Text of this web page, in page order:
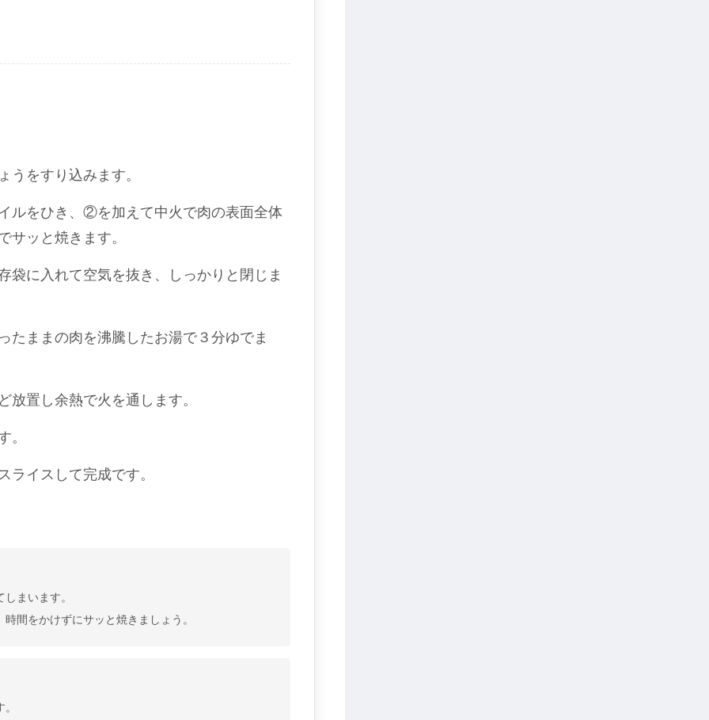
をすり込みます。
ルをひき、②を加えて中火で肉の表面全体
サッと焼きます。
に入れて空気を抜き、しっかりと閉じま
たままの肉を沸騰したお湯で３分ゆでま
放置し余熱で火を通します。
。
ライスして完成です。
まいます。
間をかけずにサッと焼きましょう。